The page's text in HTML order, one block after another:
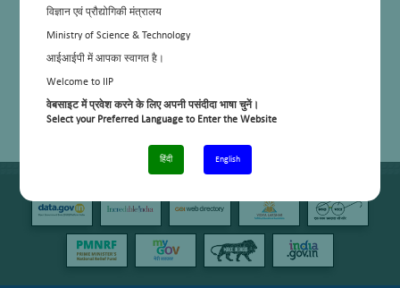
विज्ञान एवं प्रौद्योगिकी मंत्रालय
Ministry of Science & Technology
आईआईपी में आपका स्वागत है।
Welcome to IIP
वेबसाइट में प्रवेश करने के लिए अपनी पसंदीदा भाषा चुनें।
Select your Preferred Language to Enter the Website
हिंदी English